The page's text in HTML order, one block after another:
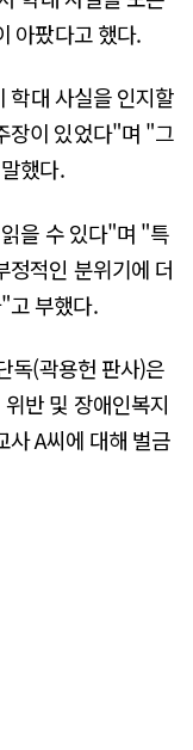
아팠다고 했다.
학대 사실을 인지할
장이 있었다"며 "그
했다.
을 수 있다"며 "특
정적인 분위기에 더
고 부했다.
독(곽용헌 판사)은
반 및 장애인복지
사 A씨에 대해 벌금